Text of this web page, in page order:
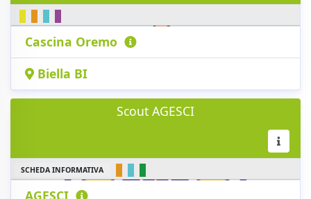
Cascina Oremo
Biella BI
Scout AGESCI
SCHEDA INFORMATIVA
AGESCI